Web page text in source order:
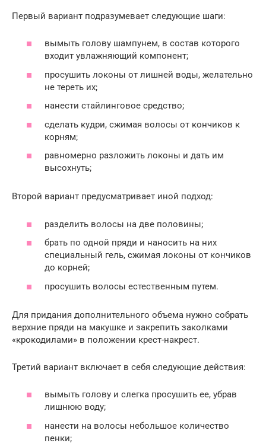
Первый вариант подразумевает следующие шаги:
вымыть голову шампунем, в состав которого
входит увлажняющий компонент;
просушить локоны от лишней воды, желательно
не тереть их;
нанести стайлинговое средство;
сделать кудри, сжимая волосы от кончиков к
корням;
равномерно разложить локоны и дать им
высохнуть;
Второй вариант предусматривает иной подход:
разделить волосы на две половины;
брать по одной пряди и наносить на них
специальный гель, сжимая локоны от кончиков
до корней;
просушить волосы естественным путем.
Для придания дополнительного объема нужно собрать
верхние пряди на макушке и закрепить заколками
«крокодилами» в положении крест-накрест.
Третий вариант включает в себя следующие действия:
вымыть голову и слегка просушить ее, убрав
лишнюю воду;
нанести на волосы небольшое количество
пенки;